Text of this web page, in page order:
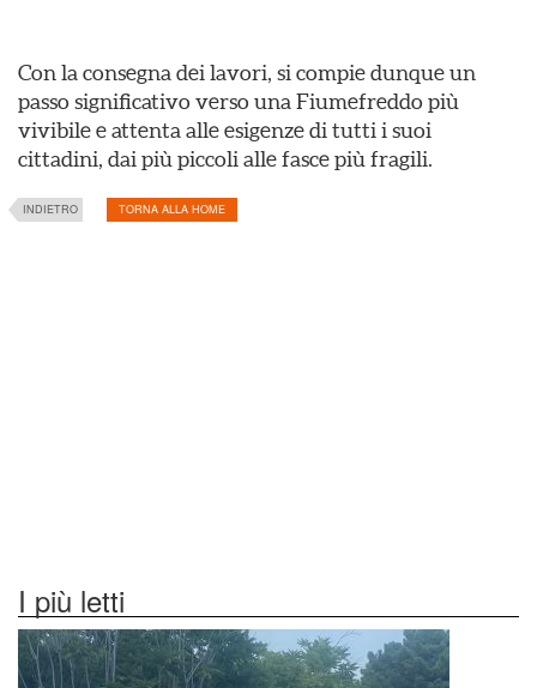
Con la consegna dei lavori, si compie dunque un
passo significativo verso una Fiumefreddo più
vivibile e attenta alle esigenze di tutti i suoi
cittadini, dai più piccoli alle fasce più fragili.
INDIETRO TORNA ALLA HOME
I più letti